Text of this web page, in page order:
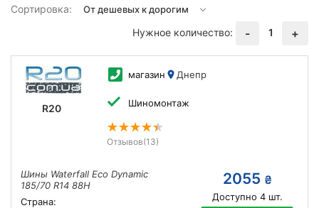
Сортировка:
Нужное количество:
- 1 +
R20
магазин Днепр
Шиномонтаж
Отзывов(13)
Шины Waterfall Eco Dynamic
185/70 R14 88H
Страна:
2055 ₴
Доступно 4шт.